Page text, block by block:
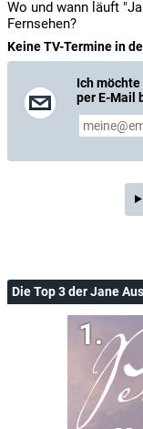
Wo und wann läuft
Fernsehen?
Keine TV-Termine in
Ich
per E-Mail
Die Top 3 der Jane